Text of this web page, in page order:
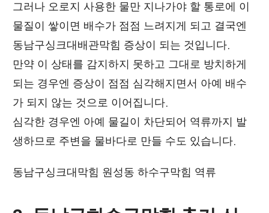
그러나 오로지 사용한 물만 지나가야 할 통로에 이
물질이 쌓이면 배수가 점점 느려지게 되고 결국엔
동남구싱크대배관막힘 증상이 되는 것입니다.
만약 이 상태를 감지하지 못하고 그대로 방치하게
되는 경우엔 증상이 점점 심각해지면서 아예 배수
가 되지 않는 것으로 이어집니다.
심각한 경우엔 아예 물길이 차단되어 역류까지 발
생하므로 주변을 물바다로 만들 수도 있습니다.
동남구싱크대막힘 원성동 하수구막힘 역류